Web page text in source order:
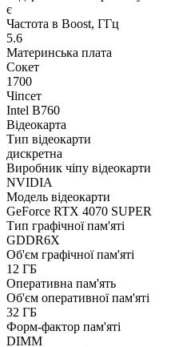
є
Частота в Boost, ГГц
5.6
Материнська плата
Сокет
1700
Чіпсет
Intel B760
Відеокарта
Тип відеокарти
дискретна
Виробник чіпу відеокарти
NVIDIA
Модель відеокарти
GeForce RTX 4070 SUPER
Тип графічної пам'яті
GDDR6X
Об'єм графічної пам'яті
12 ГБ
Оперативна пам'ять
Об'єм оперативної пам'яті
32 ГБ
Форм-фактор пам'яті
DIMM